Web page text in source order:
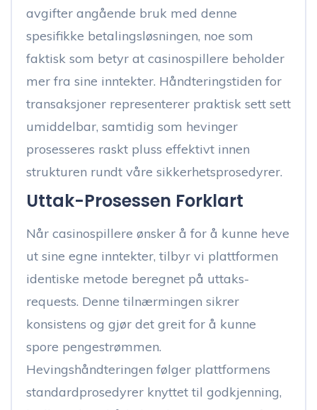
avgifter angående bruk med denne
spesifikke betalingsløsningen, noe som
faktisk som betyr at casinospillere beholder
mer fra sine inntekter. Håndteringstiden for
transaksjoner representerer praktisk sett sett
umiddelbar, samtidig som hevinger
prosesseres raskt pluss effektivt innen
strukturen rundt våre sikkerhetsprosedyrer.
Uttak-Prosessen Forklart
Når casinospillere ønsker å for å kunne heve
ut sine egne inntekter, tilbyr vi plattformen
identiske metode beregnet på uttaks-
requests. Denne tilnærmingen sikrer
konsistens og gjør det greit for å kunne
spore pengestrømmen.
Hevingshåndteringen følger plattformens
standardprosedyrer knyttet til godkjenning,